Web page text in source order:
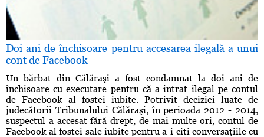
Doi ani de închisoare pentru accesarea ilegală a unui
cont de Facebook
Un bărbat din Călăraşi a fost condamnat la doi ani de
închisoare cu executare pentru că a intrat ilegal pe contul
de Facebook al fostei iubite. Potrivit deciziei luate de
judecătorii Tribunalului Călăraşi, în perioada 2012 - 2014,
suspectul a accesat fără drept, de mai multe ori, contul de
Facebook al fostei sale iubite pentru a-i citi conversaţiile cu